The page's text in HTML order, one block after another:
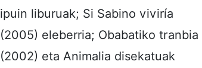
ipuin liburuak; Si Sabino viviría
(2005) eleberria; Obabatiko tranbia
(2002) eta Animalia disekatuak